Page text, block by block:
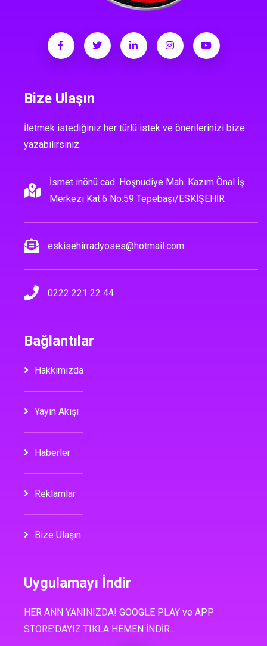
Bize Ulaşın
İletmek istediğiniz her türlü istek ve önerilerinizi bize
yazabilirsiniz.
İsmet inönü cad. Hoşnudiye Mah. Kazım Önal İş
Merkezi Kat:6 No:59 Tepebaşı/ESKİŞEHİR
eskisehirradyoses@hotmail.com
0222 221 22 44
Bağlantılar
Hakkımızda
Yayın Akışı
Haberler
Reklamlar
Bize Ulaşın
Uygulamayı İndir
HER ANN YANINIZDA! GOOGLE PLAY ve APP
STORE’DAYIZ TIKLA HEMEN İNDİR...